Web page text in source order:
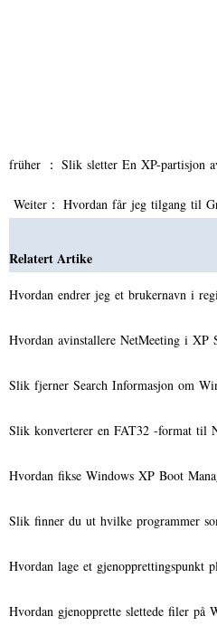
früher ： Slik sletter En XP-partisjon
Weiter： Hvordan får jeg tilgang til
Relatert Artike
Hvordan endrer jeg et brukernavn i
Hvordan avinstallere NetMeeting i XP
Slik fjerner Search Informasjon om
Slik konverterer en FAT32 -format til
Hvordan fikse Windows XP Boot
Slik finner du ut hvilke programmer
Hvordan lage et gjenopprettingspunkt
Hvordan gjenopprette slettede filer